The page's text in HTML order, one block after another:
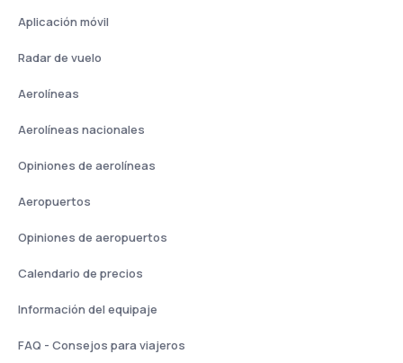
Aplicación móvil
Radar de vuelo
Aerolíneas
Aerolíneas nacionales
Opiniones de aerolíneas
Aeropuertos
Opiniones de aeropuertos
Calendario de precios
Información del equipaje
FAQ - Consejos para viajeros